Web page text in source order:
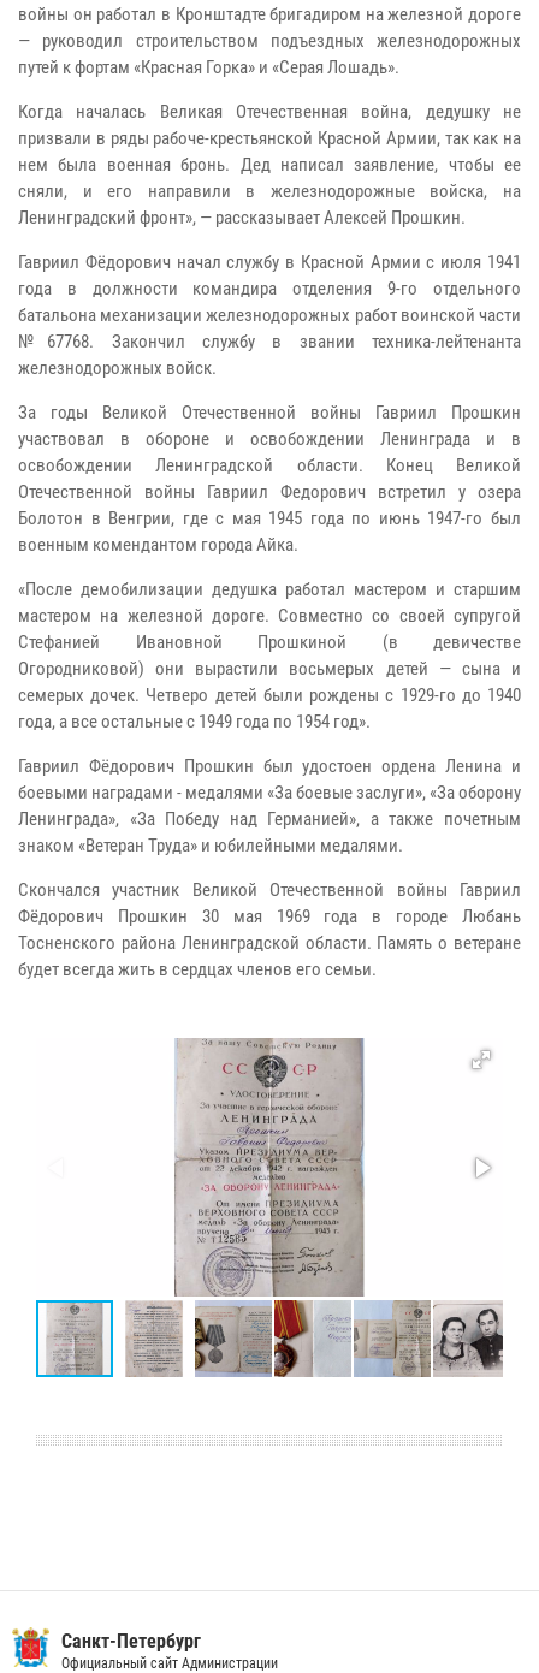
войны он работал в Кронштадте бригадиром на железной дороге
— руководил строительством подъездных железнодорожных
путей к фортам «Красная Горка» и «Серая Лошадь».
Когда началась Великая Отечественная война, дедушку не
призвали в ряды рабоче-крестьянской Красной Армии, так как на
нем была военная бронь. Дед написал заявление, чтобы ее
сняли, и его направили в железнодорожные войска, на
Ленинградский фронт», — рассказывает Алексей Прошкин.
Гавриил Фёдорович начал службу в Красной Армии с июля 1941
года в должности командира отделения 9-го отдельного
батальона механизации железнодорожных работ воинской части
№67768. Закончил службу в звании техника-лейтенанта
железнодорожных войск.
За годы Великой Отечественной войны Гавриил Прошкин
участвовал в обороне и освобождении Ленинграда и в
освобождении Ленинградской области. Конец Великой
Отечественной войны Гавриил Федорович встретил у озера
Болотон в Венгрии, где с мая 1945 года по июнь 1947-го был
военным комендантом города Айка.
«После демобилизации дедушка работал мастером и старшим
мастером на железной дороге. Совместно со своей супругой
Стефанией Ивановной Прошкиной (в девичестве
Огородниковой) они вырастили восьмерых детей — сына и
семерых дочек. Четверо детей были рождены с 1929-го до 1940
года, а все остальные с 1949 года по 1954 год».
Гавриил Фёдорович Прошкин был удостоен ордена Ленина и
боевыми наградами - медалями «За боевые заслуги», «За оборону
Ленинграда», «За Победу над Германией», а также почетным
знаком «Ветеран Труда» и юбилейными медалями.
Скончался участник Великой Отечественной войны Гавриил
Фёдорович Прошкин 30 мая 1969 года в городе Любань
Тосненского района Ленинградской области. Память о ветеране
будет всегда жить в сердцах членов его семьи.
Санкт-Петербург
Официальный сайт Администрации